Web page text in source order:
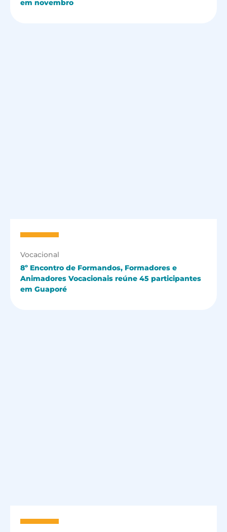
em novembro
Vocacional
8º Encontro de Formandos, Formadores e
Animadores Vocacionais reúne 45 participantes
em Guaporé